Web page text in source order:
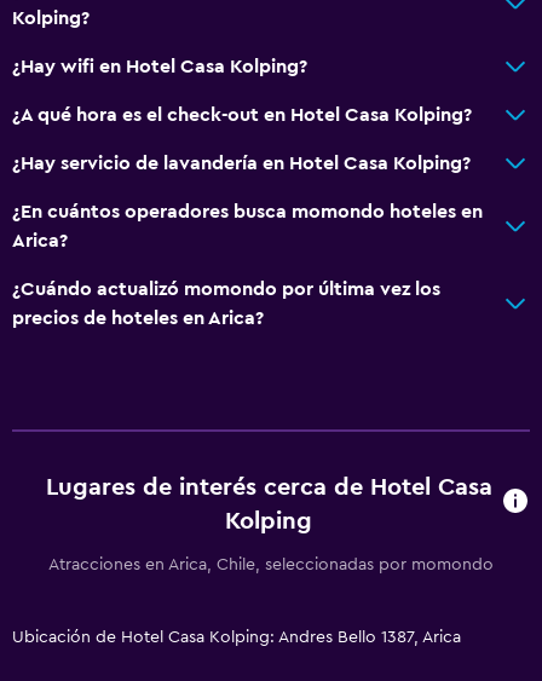
Kolping?
¿Hay wifi en Hotel Casa Kolping?
¿A qué hora es el check-out en Hotel Casa Kolping?
¿Hay servicio de lavandería en Hotel Casa Kolping?
¿En cuántos operadores busca momondo hoteles en
Arica?
¿Cuándo actualizó momondo por última vez los
precios de hoteles en Arica?
Lugares de interés cerca de Hotel Casa
Kolping
Atracciones en Arica, Chile, seleccionadas por momondo
Ubicación de Hotel Casa Kolping: Andres Bello 1387, Arica